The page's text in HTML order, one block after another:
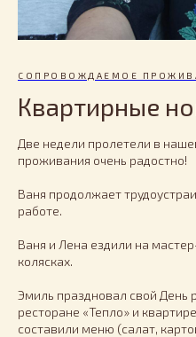
СОПРОВОЖДАЕМОЕ
Квартирные
Две недели пролетели в
проживания очень радостно!
Ваня продолжает
работе.
Ваня и Лена ездили на
колясках.
Эмиль праздновал свой День
ресторане «Тепло» и
составили меню (салат,